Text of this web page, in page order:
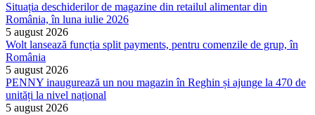
Situația deschiderilor de magazine din retailul alimentar din
România, în luna iulie 2026
5 august 2026
Wolt lansează funcția split payments, pentru comenzile de grup, în
România
5 august 2026
PENNY inaugurează un nou magazin în Reghin și ajunge la 470 de
unități la nivel național
5 august 2026